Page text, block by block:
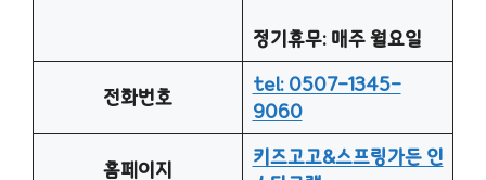
정기휴무: 매주 월요일
전화번호
tel: 0507-1345-
9060
홈페이지
키즈고고&스프링가든 인